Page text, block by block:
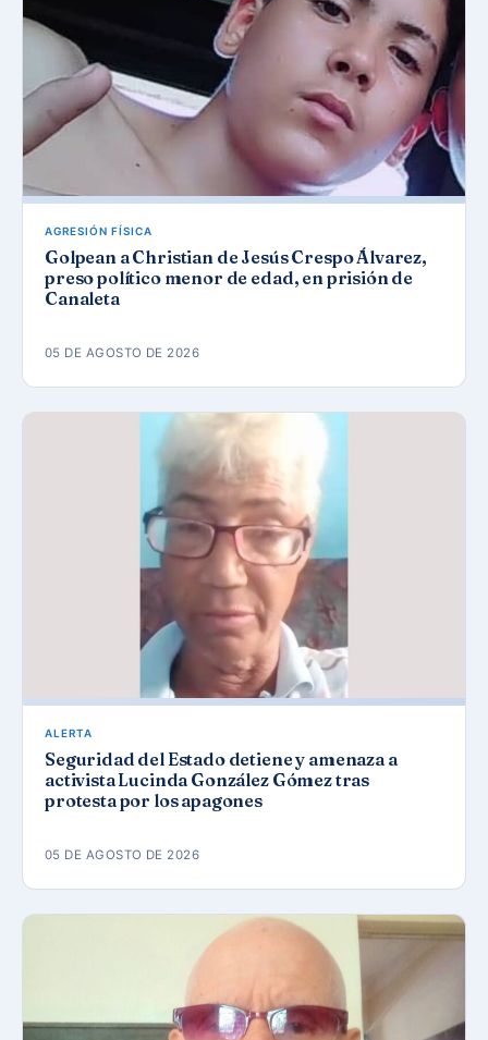
AGRESIÓN FÍSICA
Golpean a Christian de Jesús Crespo Álvarez,
preso político menor de edad, en prisión de
Canaleta
05 DE AGOSTO DE 2026
ALERTA
Seguridad del Estado detiene y amenaza a
activista Lucinda González Gómez tras
protesta por los apagones
05 DE AGOSTO DE 2026